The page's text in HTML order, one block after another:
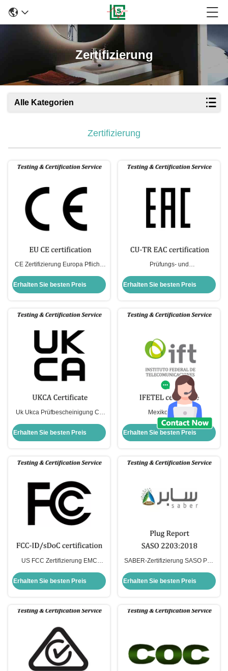
Zertifizierung
Alle Kategorien
Zertifizierung
CE Zertifizierung Europa Pflicht-
Zertifizierung R&TTE MD
Erhalten Sie besten Preis
Prüfungs- und
Europäische
Qualitätsbescheinigung
Erhalten Sie besten Preis
Uk Ukca Prüfbescheinigung Ce
Kennzeichnung
Erhalten Sie besten Preis
Mexiko IFETEL
Zertifizierungsgenehmigung
Antragsverfahren und
Logoanforderung
Erhalten Sie besten Preis
US FCC Zertifizierung EMC
Vereinigten Staaten
Erhalten Sie besten Preis
SABER-Zertifizierung SASO PAI-
Nationale Unterschiede
Erhalten Sie besten Preis